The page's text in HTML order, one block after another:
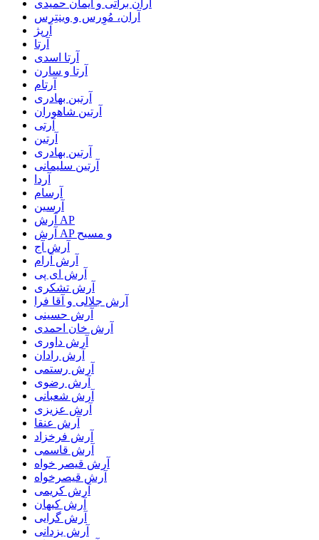
آران براتی و ایمان حمیدی
آران، مُوِرس و وینتِرس
آرپژ
آرتا
آرتا اسدی
آرتا و سارن
آرتام
آرتبن بهادری
آرتين شاهوران
آرتی
آرتین
آرتین بهادری
آرتین سلیمانی
آردا
آرسام
آرسین
آرش AP
آرش AP و مسیح
آرش آج
آرش آرام
آرش ای پی
آرش تشکری
آرش جلالی و آقا فرا
آرش حسینی
آرش خان احمدی
آرش داوری
آرش رادان
آرش رستمى
آرش رضوی
آرش شعبانی
آرش عزیزی
آرش عنقا
آرش فرخزاد
آرش قاسمی
آرش قیصر خواه
آرش قیصرخواه
آرش کریمی
آرش کیهان
آرش گرایی
آرش یزدانی